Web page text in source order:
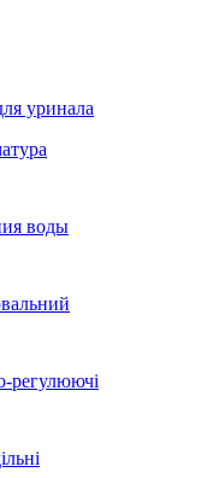
уринала
воды
регулюючі